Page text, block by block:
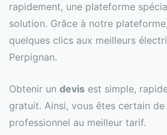
rapidement, une plateforme
solution. Grâce à notre
quelques clics aux meilleurs
Perpignan.
Obtenir un devis est simple,
gratuit. Ainsi, vous êtes certain
professionnel au meilleur tarif.